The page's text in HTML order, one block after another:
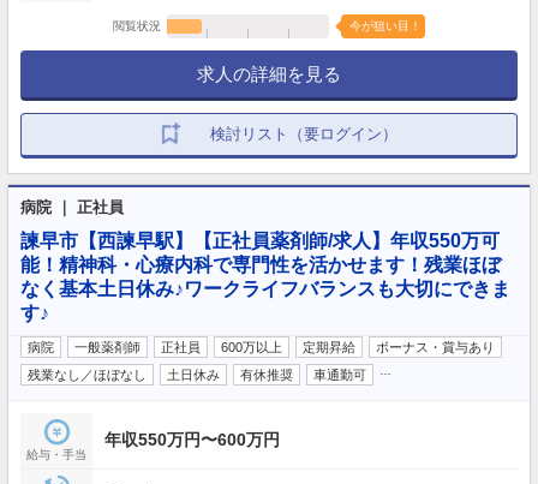
閲覧状況 今が狙い目！
求人の詳細を見る
検討リスト（要ログイン）
病院 ｜ 正社員
諫早市【西諫早駅】【正社員薬剤師/求人】年収550万可
能！精神科・心療内科で専門性を活かせます！残業ほぼ
なく基本土日休み♪ワークライフバランスも大切にできま
す♪
病院 一般薬剤師 正社員 600万以上 定期昇給
ボーナス・賞与あり
残業なし／ほぼなし
土日休み 有休推奨 車通勤可
給与・手当
年収550万円〜600万円